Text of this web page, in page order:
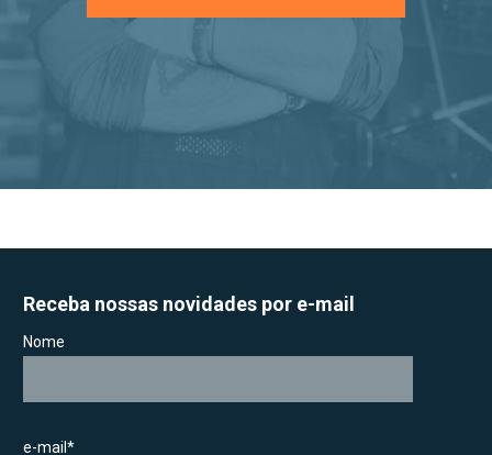
Receba nossas novidades por e-mail
Nome
e-mail*